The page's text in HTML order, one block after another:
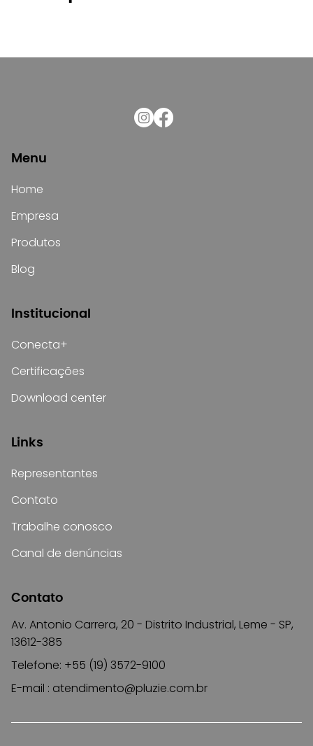
Menu
Home
Empresa
Produtos
Blog
Institucional
Conecta+
Certificações
Download center
Links
Representantes
Contato
Trabalhe conosco
Canal de denúncias
Contato
Av. Antonio Carrera, 20 - Distrito Industrial, Leme - SP,
13612-385
Telefone: +55 (19) 3572-9100
E-mail : atendimento@pluzie.com.br